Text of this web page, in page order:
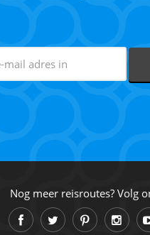
Nog meer reisroutes? Volg